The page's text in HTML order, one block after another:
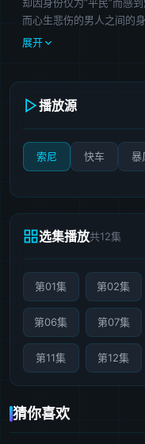
而心生悲伤的男人之间的
展开
播放源
索尼 快车 暴
选集播放共12集
第01集 第02集
第06集 第07集
第11集 第12集
猜你喜欢